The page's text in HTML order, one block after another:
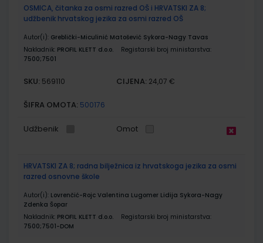
OSMICA, čitanka za osmi razred OŠ i HRVATSKI ZA 8;
udžbenik hrvatskog jezika za osmi razred OŠ
Autor(i): Greblički-Miculinić Matošević Sykora-Nagy Tavas
Nakladnik: PROFIL KLETT d.o.o.
Registarski broj ministarstva:
7500;7501
SKU: 569110 CIJENA: 24,07 €
ŠIFRA OMOTA: 500176
Udžbenik Omot
HRVATSKI ZA 8; radna bilježnica iz hrvatskoga jezika za osmi
razred osnovne škole
Autor(i): Lovrenčić-Rojc Valentina Lugomer Lidija Sykora-Nagy
Zdenka Šopar
Nakladnik: PROFIL KLETT d.o.o.
Registarski broj ministarstva:
7500;7501-DOM